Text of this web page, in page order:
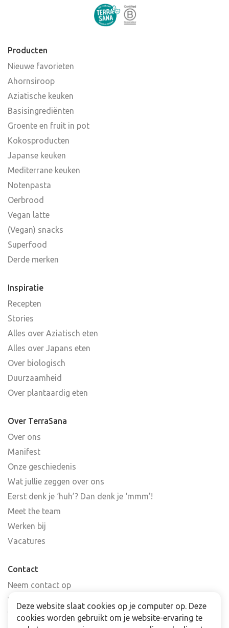
Producten
Nieuwe favorieten
Ahornsiroop
Aziatische keuken
Basisingrediënten
Groente en fruit in pot
Kokosproducten
Japanse keuken
Mediterrane keuken
Notenpasta
Oerbrood
Vegan latte
(Vegan) snacks
Superfood
Derde merken
Inspiratie
Recepten
Stories
Alles over Aziatisch eten
Alles over Japans eten
Over biologisch
Duurzaamheid
Over plantaardig eten
Over TerraSana
Over ons
Manifest
Onze geschiedenis
Wat jullie zeggen over ons
Eerst denk je ‘huh’? Dan denk je ‘mmm’!
Meet the team
Werken bij
Vacatures
Contact
Neem contact op
Veelgestelde vragen
Verkooppunten
Deze website slaat cookies op je computer op. Deze
cookies worden gebruikt om je website-ervaring te